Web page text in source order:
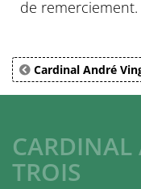
de remerciement.
Cardinal André
TROIS